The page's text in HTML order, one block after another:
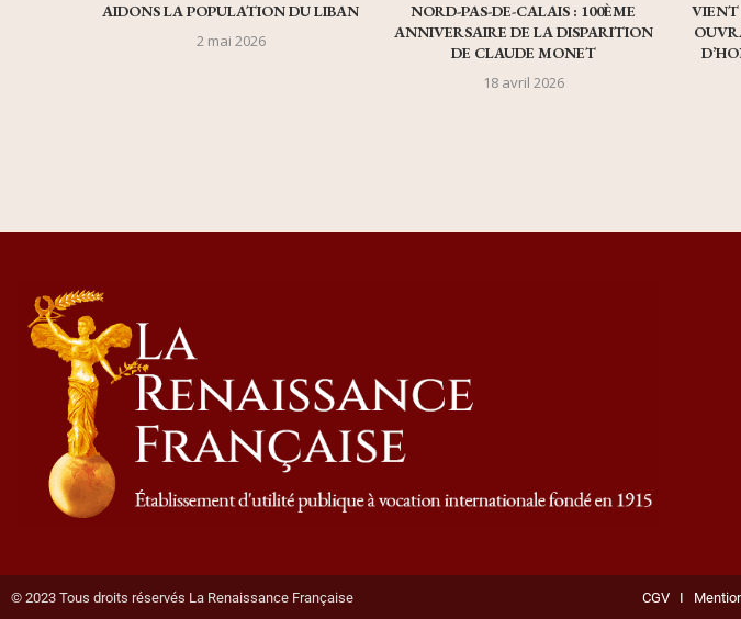
AIDONS LA POPULATION DU LIBAN
2 mai 2026
NORD-PAS-DE-CALAIS : 100ÈME
ANNIVERSAIRE DE LA DISPARITION
DE CLAUDE MONET
18 avril 2026
VIENT
© 2023 Tous droits réservés La Renaissance Française CGVI